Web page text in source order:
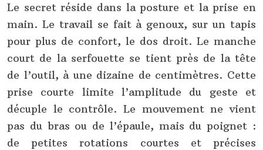
Le secret réside dans la posture et la prise en
main. Le travail se fait à genoux, sur un tapis
pour plus de confort, le dos droit. Le manche
court de la serfouette se tient près de la tête
de l’outil, à une dizaine de centimètres. Cette
prise courte limite l’amplitude du geste et
décuple le contrôle. Le mouvement ne vient
pas du bras ou de l’épaule, mais du poignet :
de petites rotations courtes et précises